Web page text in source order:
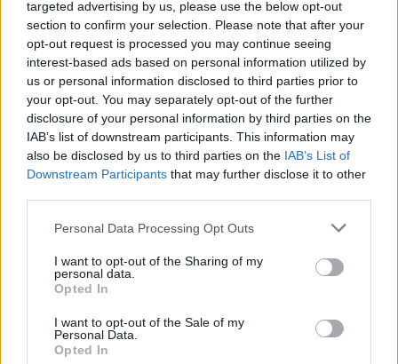
targeted advertising by us, please use the below opt-out
section to confirm your selection. Please note that after your
opt-out request is processed you may continue seeing
interest-based ads based on personal information utilized by
us or personal information disclosed to third parties prior to
your opt-out. You may separately opt-out of the further
disclosure of your personal information by third parties on the
IAB’s list of downstream participants. This information may
also be disclosed by us to third parties on the IAB’s List of
Downstream Participants that may further disclose it to other
Personal Data Processing Opt Outs
I want to opt-out of the Sharing of my
personal data.
Opted In
I want to opt-out of the Sale of my
Personal Data.
Opted In
mellékhatások miatt következtek be. A Bayer koleszterin
csökkenő gyógyszerének végzetes mellékhatásai...
KEDVES OLVASÓNK!
A keresett cikk a portfolio.hu hírarchívumához
tartozik, melynek olvasása előfizetéses
regisztrációhoz kötött.
Az előfizetés a következőket tartalmazza:
Portfolio.hu teljes cikkarchívum
kötéslistái